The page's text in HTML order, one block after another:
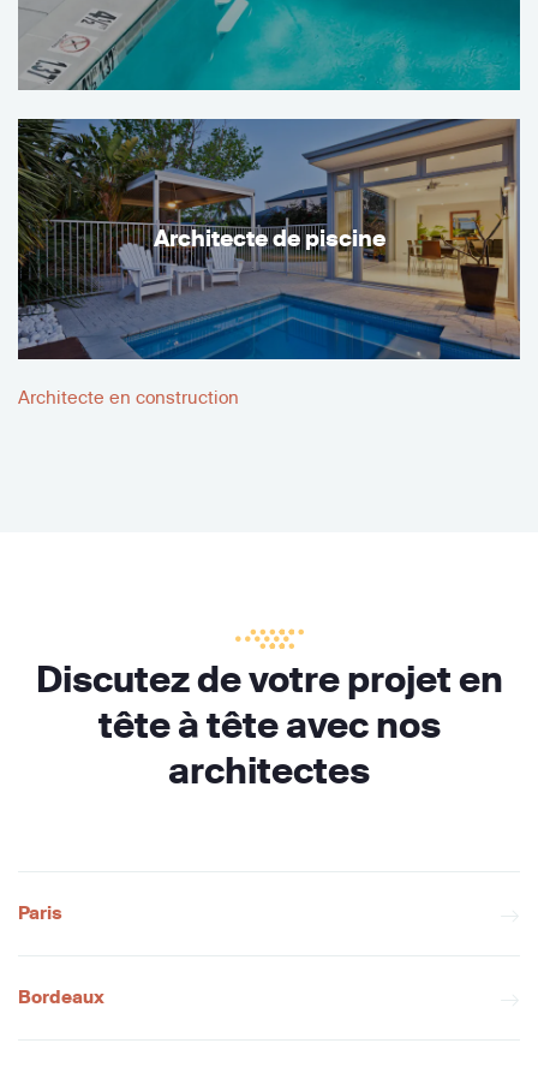
Architecte de piscine
Architecte en construction
Discutez de votre projet en
tête à tête avec nos
architectes
Paris
Bordeaux